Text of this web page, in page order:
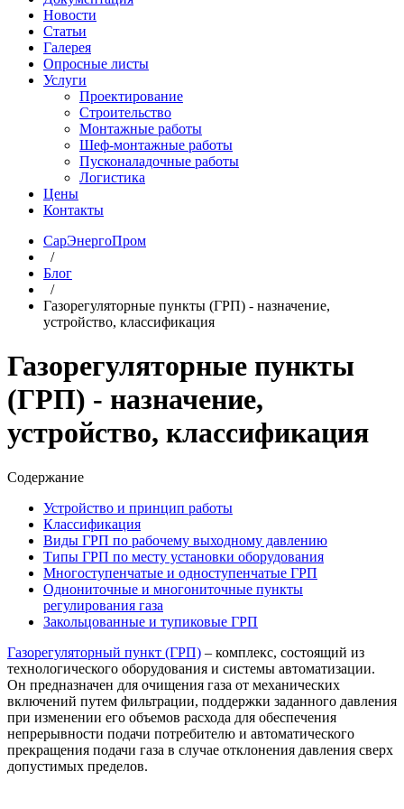
Новости
Статьи
Галерея
Опросные листы
Услуги
Проектирование
Строительство
Монтажные работы
Шеф-монтажные работы
Пусконаладочные работы
Логистика
Цены
Контакты
СарЭнергоПром
/
Блог
/
Газорегуляторные пункты (ГРП) - назначение,
устройство, классификация
Газорегуляторные пункты
(ГРП) - назначение,
устройство, классификация
Содержание
Устройство и принцип работы
Классификация
Виды ГРП по рабочему выходному давлению
Типы ГРП по месту установки оборудования
Многоступенчатые и одноступенчатые ГРП
Однониточные и многониточные пункты
регулирования газа
Закольцованные и тупиковые ГРП
Газорегуляторный пункт (ГРП) – комплекс, состоящий из
технологического оборудования и системы автоматизации.
Он предназначен для очищения газа от механических
включений путем фильтрации, поддержки заданного давления
при изменении его объемов расхода для обеспечения
непрерывности подачи потребителю и автоматического
прекращения подачи газа в случае отклонения давления сверх
допустимых пределов.